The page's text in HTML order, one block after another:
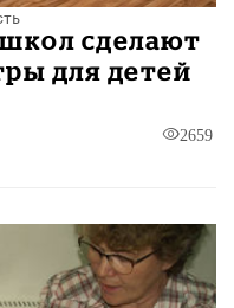
сделают
для детей
2659